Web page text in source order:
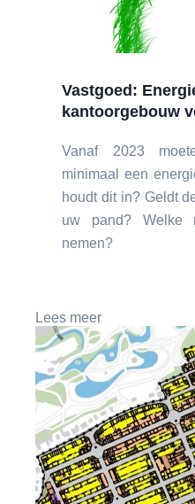
Vastgoed:
kantoorgebouw
Vanaf 2023
minimaal een
houdt dit in? Geldt
uw pand? Welke
nemen?
Lees meer